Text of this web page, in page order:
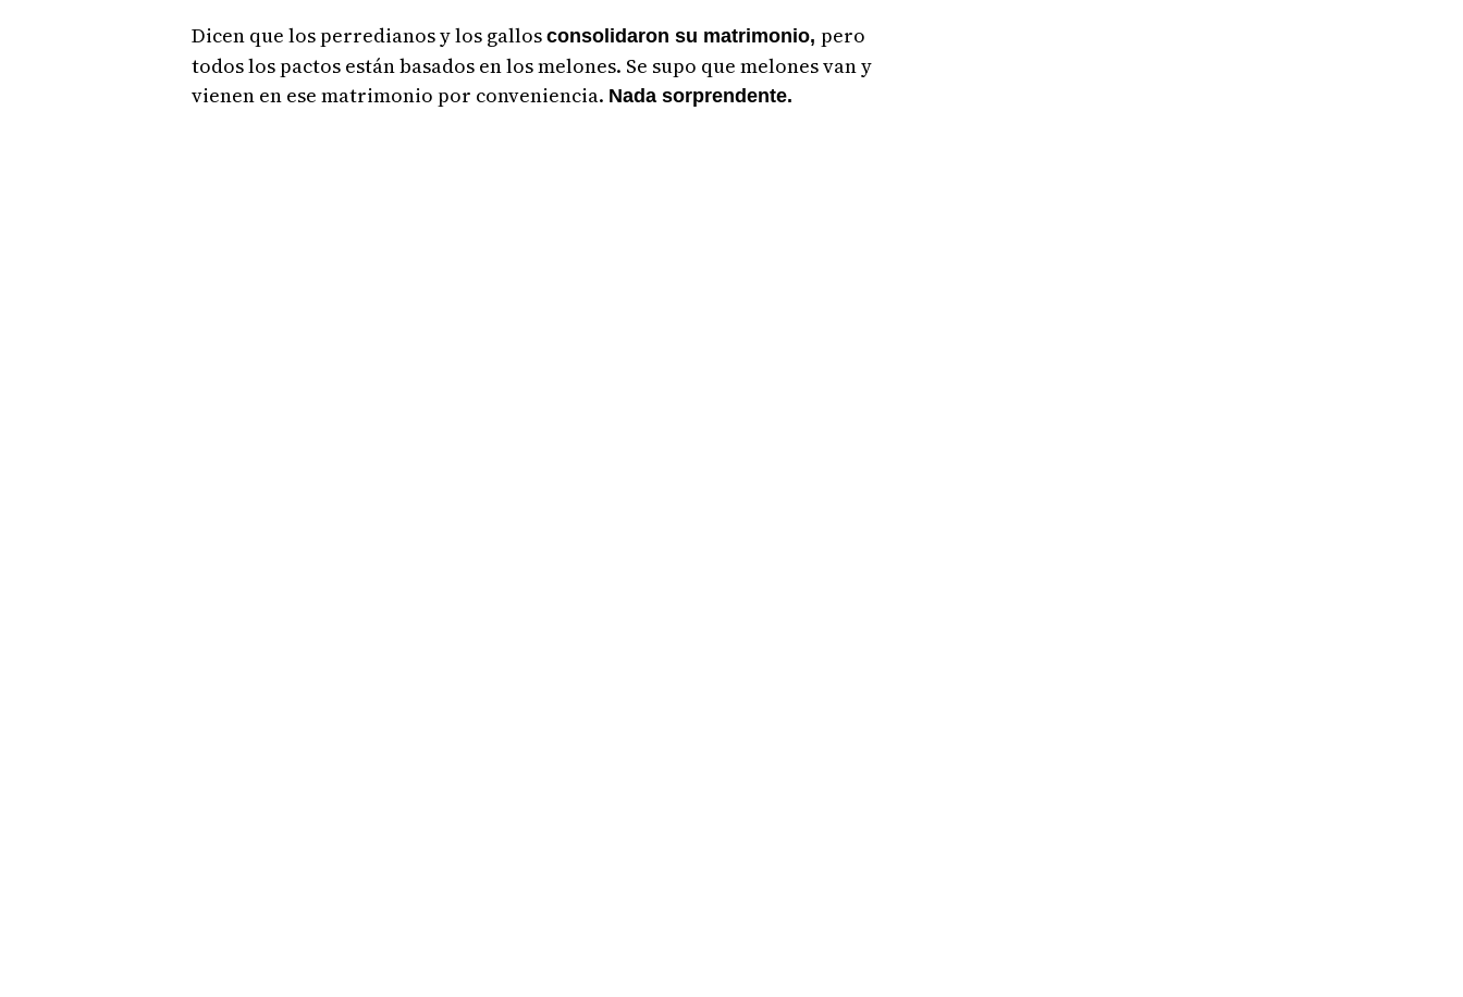
Dicen que los perredianos y los gallos consolidaron su matrimonio, pero
todos los pactos están basados en los melones. Se supo que melones van y
vienen en ese matrimonio por conveniencia. Nada sorprendente.